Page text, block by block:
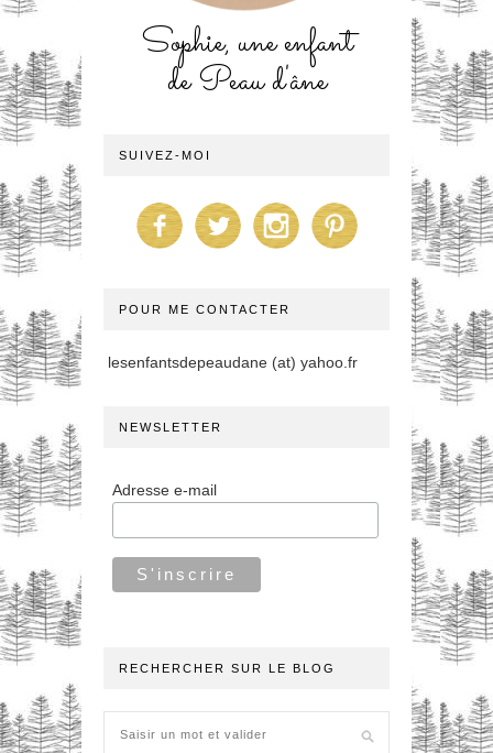
Sophie, une enfant
de Peau d'âne
SUIVEZ-MOI
POUR ME CONTACTER
lesenfantsdepeaudane (at) yahoo.fr
NEWSLETTER
Adresse e-mail
RECHERCHER SUR LE BLOG